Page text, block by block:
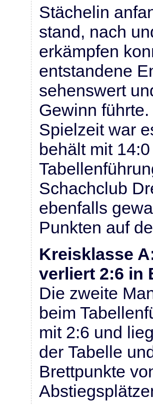
Stächelin
stand, nach
erkämpfen
entstandene
sehenswert
Gewinn
Spielzeit war
behält mit
Schachclub
ebenfalls
Punkten auf
Kreisklasse
verliert 2:6 in
Die zweite
beim
mit 2:6 und
der Tabelle
Brettpunkte